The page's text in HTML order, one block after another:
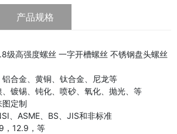
产品规格
级高强度螺丝 一字开槽螺丝 不锈钢盘头螺丝
合金、黄铜、钛合金、尼龙等
镀锡、钝化、喷砂、氧化、抛光、等
定制
、ASME、BS、JIS和非标准
，12.9，等